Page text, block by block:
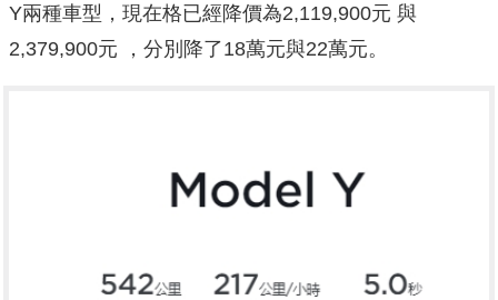
Y兩種車型，現在格已經降價為2,119,900元 與
2,379,900元 ，分別降了18萬元與22萬元。